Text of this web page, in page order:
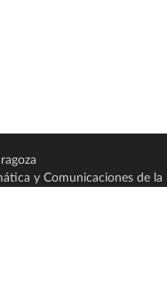
y Comunicaciones de la